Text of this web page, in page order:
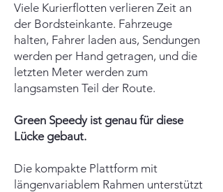
Viele Kurierflotten verlieren Zeit an
der Bordsteinkante. Fahrzeuge
halten, Fahrer laden aus, Sendungen
werden per Hand getragen, und die
letzten Meter werden zum
langsamsten Teil der Route.
Green Speedy ist genau für diese
Lücke gebaut.
Die kompakte Plattform mit
längenvariablem Rahmen unterstützt